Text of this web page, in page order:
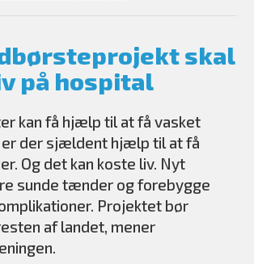
BLIV MEDLEM
skal
på hospital
kan få hjælp til at få vasket
er der sjældent hjælp til at få
Og det kan koste liv. Nyt
sunde tænder og forebygge
Projektet bør
af landet, mener